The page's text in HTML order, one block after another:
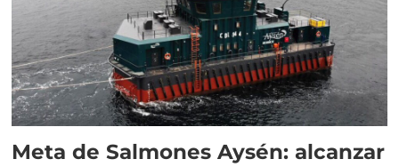
Meta de Salmones Aysén: alcanzar